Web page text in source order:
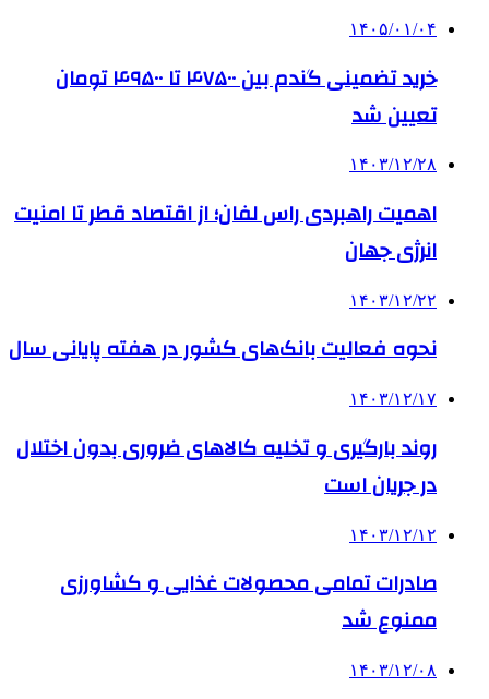
۱۴۰۵/۰۱/۰۴
خرید تضمینی گندم بین ۴۷۵۰۰ تا ۴۹۵۰۰ تومان
تعیین شد
۱۴۰۳/۱۲/۲۸
اهمیت راهبردی راس لفان؛ از اقتصاد قطر تا امنیت
انرژی جهان
۱۴۰۳/۱۲/۲۲
نحوه فعالیت بانک‌های کشور در هفته پایانی سال
۱۴۰۳/۱۲/۱۷
روند بارگیری و تخلیه کالاهای ضروری بدون اختلال
در جریان است
۱۴۰۳/۱۲/۱۲
صادرات تمامی محصولات غذایی و کشاورزی
ممنوع شد
۱۴۰۳/۱۲/۰۸